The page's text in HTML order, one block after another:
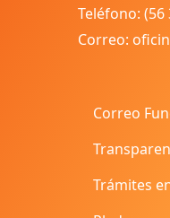
Teléfono: (56
Correo:
Correo
Trámites